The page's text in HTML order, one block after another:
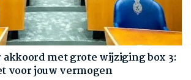
akkoord met grote wijziging box 3:
voor jouw vermogen